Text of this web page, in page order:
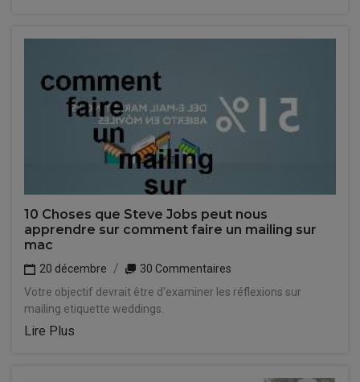
10 Choses que Steve Jobs peut nous
apprendre sur comment faire un mailing sur
mac
20 décembre
30 Commentaires
Votre objectif devrait être d'examiner les réflexions sur
mailing etiquette weddings.
Lire Plus